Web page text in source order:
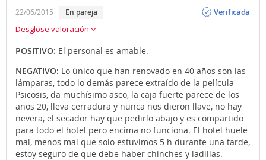
22/06/2015 en pareja
Verificada
Desglose valoración
POSITIVO: El personal es amable.
NEGATIVO: Lo único que han renovado en 40 años son las
lámparas, todo lo demás parece extraído de la película
Psicosis, da muchísimo asco, la caja fuerte parece de los
años 20, lleva cerradura y nunca nos dieron llave, no hay
nevera, el secador hay que pedirlo abajo y es compartido
para todo el hotel pero encima no funciona. El hotel huele
mal, menos mal que solo estuvimos 5 h durante una tarde,
estoy seguro de que debe haber chinches y ladillas.